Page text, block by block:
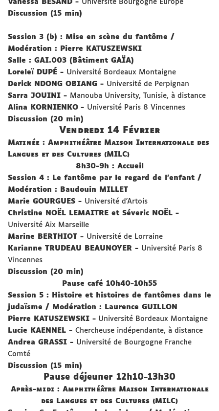
Vanessa
BESAND - Université Bourgogne Europe
Discussion (15 min)
Session 3 (b) : Mise en scène du fantôme /
Modération : Pierre
KATUSZEWSKI
Salle : GAI.003 (Bâtiment GAÏA)
Loreleï DUPÉ - Université Bordeaux Montaigne
Derick
NDONG OBIANG - Université de Perpignan
Sarra JOUINI - Manouba University, Tunisie, à distance
Alina
KORNIENKO - Université Paris 8 Vincennes
Discussion (20 min)
Vendredi 14 Février
Matinée : Amphithéâtre Maison Internationale des
Langues et des Cultures (MILC)
8h30-9h : Accueil
Session 4 : Le fantôme par le regard de l’enfant /
Modération : Baudouin MILLET
Marie GOURGUES - Université d'Artois
Christine
NOËL LEMAITRE et Séveric NOËL -
Université Aix Marseille
Marine
BERTHIOT - Université de Lorraine
Karianne TRUDEAU BEAUNOYER - Université Paris 8
Vincennes
Discussion (20 min)
Pause café 10h40-10h55
Session 5 : Histoire et histoires de fantômes dans le
judaïsme / Modération : Laurence GUILLON
Pierre
KATUSZEWSKI - Université Bordeaux Montaigne
Lucie
KAENNEL - Chercheuse indépendante, à distance
Andrea GRASSI - Université de Bourgogne Franche
Comté
Discussion (15 min)
Pause déjeuner 12h10-13h30
Après-midi : Amphithéâtre Maison Internationale
des Langues et des Cultures (MILC)